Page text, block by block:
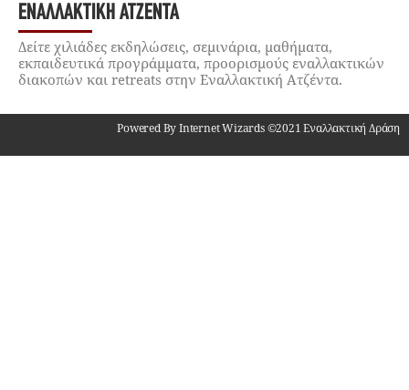
ΕΝΑΛΛΑΚΤΙΚΉ ΑΤΖΈΝΤΑ
Δείτε χιλιάδες εκδηλώσεις, σεμινάρια, μαθήματα,
εκπαιδευτικά προγράμματα, προορισμούς εναλλακτικών
διακοπών και retreats στην Εναλλακτική Ατζέντα.
Powered By Internet Wizards ©2021 Εναλλακτική Δράση